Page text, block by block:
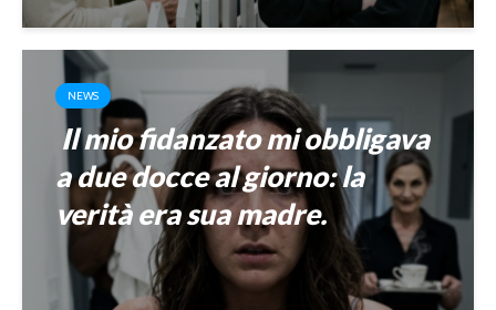
NEWS
Il mio fidanzato mi obbligava
a due docce al giorno: la
verità era sua madre.